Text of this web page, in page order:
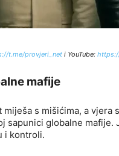
t.me/provjeri_net i YouTube:
mafije
s mišićima, a
sapunici globalne
i kontroli.